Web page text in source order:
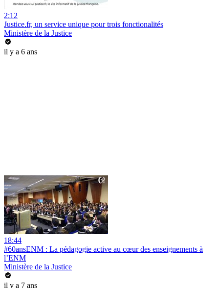
2:12
Justice.fr, un service unique pour trois fonctionalités
Ministère de la Justice
il y a 6 ans
18:44
#60ansENM : La pédagogie active au cœur des enseignements à
l’ENM
Ministère de la Justice
il y a 7 ans